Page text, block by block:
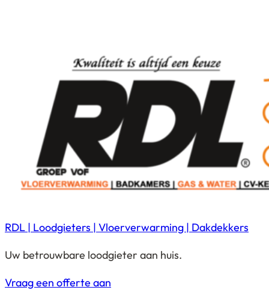
RDL | Loodgieters | Vloerverwarming | Dakdekkers
Uw betrouwbare loodgieter aan huis.
Vraag een offerte aan